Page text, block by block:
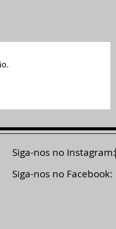
Siga-nos no Instagram:
Siga-nos no Facebook: